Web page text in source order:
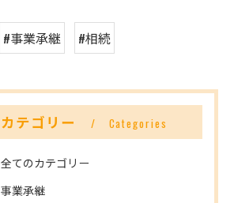
#事業承継 #相続
カテゴリー Categories
全てのカテゴリー
事業承継